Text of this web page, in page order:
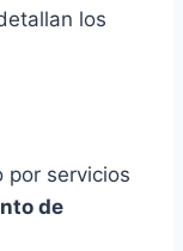
los
por servicios
de